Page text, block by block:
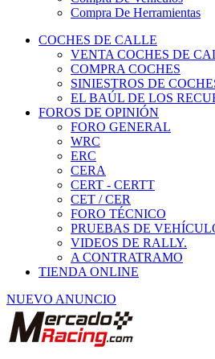
COCHES DE CALLE
VENTA COCHES DE
COMPRA COCHES
SINIESTROS DE
EL BAÚL DE LOS
FOROS DE OPINIÓN
FORO GENERAL
WRC
ERC
CERA
CERT - CERTT
CET / CER
FORO TÉCNICO
PRUEBAS DE
VIDEOS DE RALLY.
A CONTRATRAMO
TIENDA ONLINE
NUEVO ANUNCIO